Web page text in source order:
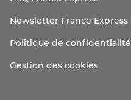
Newsletter France Express
Politique de confidentialité
Gestion des cookies